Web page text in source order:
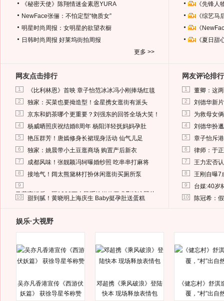
《秘密天使》陈翔情迷金素恩YURA
NewFace张俪：不怕定型“物质女”
明星时尚周报：女明星的欲望衣橱
日韩时尚周报 好莱坞街拍周报
更多 >>
《先锋
《综艺
《
《夏日
网友点击排行
1 《比利林恩》首映 章子怡范冰冰冯小刚捧场红毯
2 独家：买菜也要拗造型！金星携女逛街有派头
3 京东和奶茶哪个更重要？刘强东的回答全场大笑！
4 杨威晒照庆祝结婚8周年 杨阳洋轻抚妈妈孕肚
5 艳压群芳！唐嫣修身长裙现身活动 仙气儿足
6 独家：姚晨带小土豆逛商场 购置产后新衣
7 成都风味！张靓颖冯轲曝婚纱照 吃串串打麻将
8 接地气！阔太熊黛林打扮休闲逛街买厕所泵
9
马蓉离婚后，砸1000万人民币给媒体要求删掉这照片
10 甜到腻！黄晓明上海庆生 Baby挺孕肚送蛋糕
网友评论排行
1 董卿：这
2 刘德华新
3 为救母女
4 刘德华扮
5 章子怡斥
6 律师：于
7 王力宏否
8 王刚自曝7
9 台媒:40岁
10 陈冠希：
娱乐·大视野
吴亦凡香港宣传《西游伏
妖篇》 获徐导星爷称赞
邓超携《乘风破浪》登陆
快本 现场释放表情包
《健忘村》舒淇
覆，“村”出自